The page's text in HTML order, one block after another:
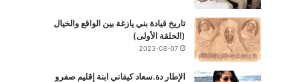
تاريخ قيادة بني يازغة بين الواقع والخيال
(الحلقة الأولى)
2023-08-07
الإطار دة.سعاد كيفاني ابنة إقليم صفرو